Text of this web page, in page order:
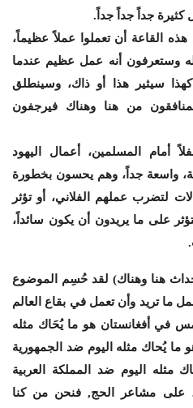
كثيرة جداً جداً جداً.
هذه القاعة أن تعملوا عملاً عظيماً،
وستعرفون أنه عمل عظيم عندما
سيثير هذا أو ذاك، وسينطلق
من هنا وهناك فيرجفون
أمام المسلمين، أعمال اليهود
واسعة جداً، وهم يحسون بخطورة
لتضرب عملهم الفلاني، أو تؤثر
على ما يريدون أن يكون سائداً،
هنا وهناك) لقد حُسِم الموضوع
ما تريد وأن تعمل في بقاع العالم
في أفغانستان هو ما يُحَاك مثله
ما يُحاك مثله اليوم ضد الجمهورية
مثله اليوم ضد المملكة العربية
على مشاعر الحج, فنحن من كنا